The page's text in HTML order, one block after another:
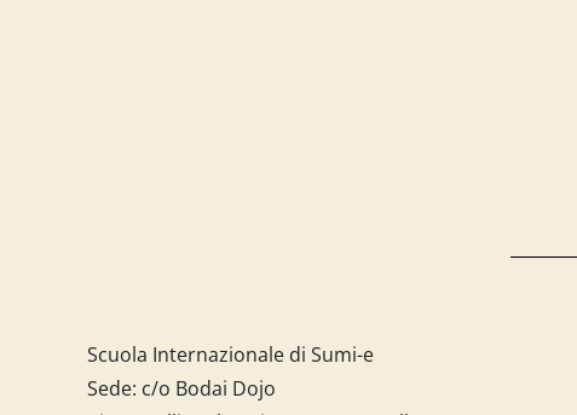
Scuola Internazionale di Sumi-e
Sede: c/o Bodai Dojo